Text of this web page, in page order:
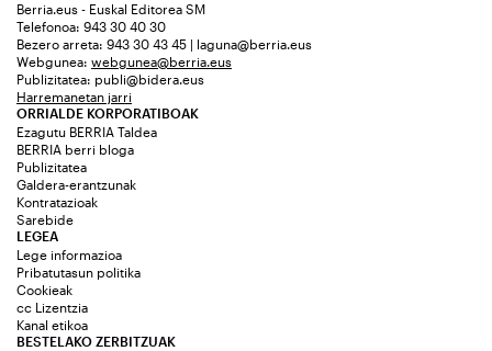
Berria.eus - Euskal Editorea SM
Telefonoa: 943 30 40 30
Bezero arreta: 943 30 43 45 | laguna@berria.eus
Webgunea: webgunea@berria.eus
Publizitatea: publi@bidera.eus
Harremanetan jarri
ORRIALDE KORPORATIBOAK
Ezagutu BERRIA Taldea
BERRIA berri bloga
Publizitatea
Galdera-erantzunak
Kontratazioak
Sarebide
LEGEA
Lege informazioa
Pribatutasun politika
Cookieak
cc Lizentzia
Kanal etikoa
BESTELAKO ZERBITZUAK